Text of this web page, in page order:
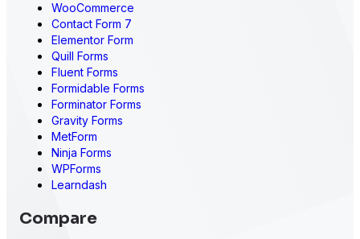
WooCommerce
Contact Form 7
Elementor Form
Quill Forms
Fluent Forms
Formidable Forms
Forminator Forms
Gravity Forms
MetForm
Ninja Forms
WPForms
Learndash
Compare